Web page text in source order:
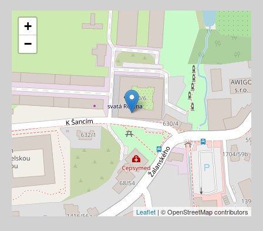
+
−
Leaflet | © OpenStreetMap contributors